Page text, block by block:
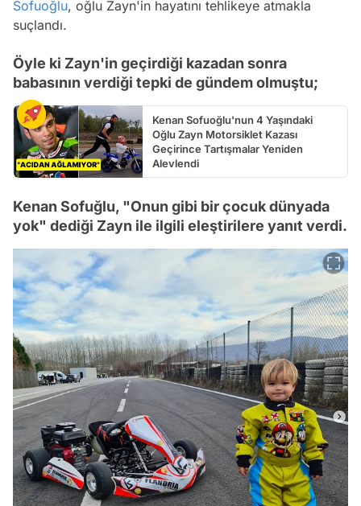
Sofuoğlu, oğlu Zayn'in hayatını tehlikeye atmakla
suçlandı.
Öyle ki Zayn'in geçirdiği kazadan sonra
babasının verdiği tepki de gündem olmuştu;
Kenan Sofuoğlu'nun 4 Yaşındaki
Oğlu Zayn Motorsiklet Kazası
Geçirince Tartışmalar Yeniden
Alevlendi
Kenan Sofuğlu, "Onun gibi bir çocuk dünyada
yok" dediği Zayn ile ilgili eleştirilere yanıt verdi.